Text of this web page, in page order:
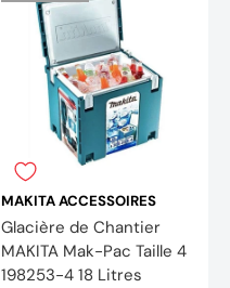
MAKITA ACCESSOIRES
Glacière de Chantier
MAKITA Mak-Pac Taille 4
198253-4 18 Litres